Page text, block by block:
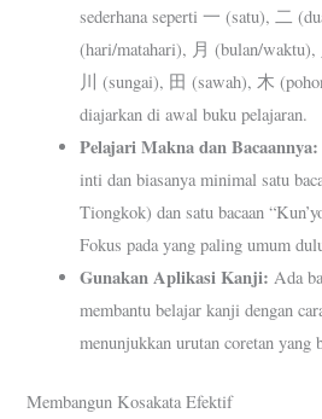
sederhana seperti 一 (satu), 二
(hari/matahari), 月 (bulan/
川 (sungai), 田 (sawah), 木
diajarkan di awal buku pelajaran.
Pelajari Makna dan Bacaannya:
inti dan biasanya minimal satu
Tiongkok) dan satu bacaan
Fokus pada yang paling umum
Gunakan Aplikasi Kanji: Ada
membantu belajar kanji dengan
menunjukkan urutan coretan yang
Membangun Kosakata Efektif